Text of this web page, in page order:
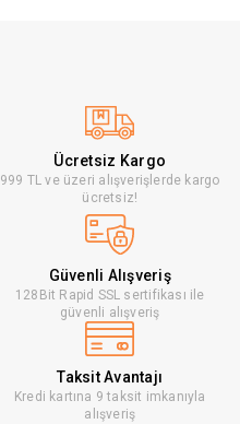
Ücretsiz Kargo
999 TL ve üzeri alışverişlerde kargo
ücretsiz!
Güvenli Alışveriş
128Bit Rapid SSL sertifikası ile
güvenli alışveriş
Taksit Avantajı
Kredi kartına 9 taksit imkanıyla
alışveriş